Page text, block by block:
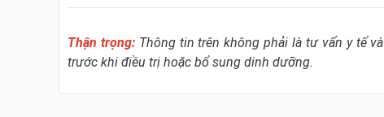
Thận trọng: Thông tin trên không phải là tư vấn y tế và
trước khi điều trị hoặc bổ sung dinh dưỡng.